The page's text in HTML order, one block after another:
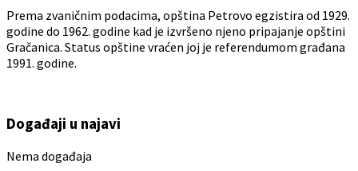
Prema zvaničnim podacima, opština Petrovo egzistira od 1929.
godine do 1962. godine kad je izvršeno njeno pripajanje opštini
Gračanica. Status opštine vraćen joj je referendumom građana
1991. godine.
Događaji u najavi
Nema događaja